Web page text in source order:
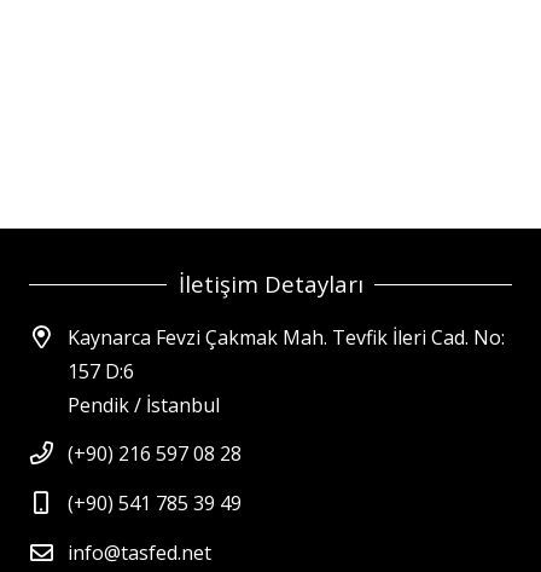
İletişim Detayları
Kaynarca Fevzi Çakmak Mah. Tevfik İleri Cad. No:
157 D:6
Pendik / İstanbul
(+90) 216 597 08 28
(+90) 541 785 39 49
info@tasfed.net